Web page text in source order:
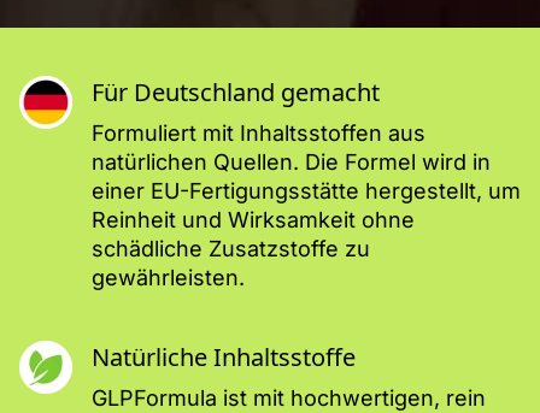
Für Deutschland gemacht
Formuliert mit Inhaltsstoffen aus
natürlichen Quellen. Die Formel wird in
einer EU-Fertigungsstätte hergestellt, um
Reinheit und Wirksamkeit ohne
schädliche Zusatzstoffe zu
gewährleisten.
Natürliche Inhaltsstoffe
GLPFormula ist mit hochwertigen, rein